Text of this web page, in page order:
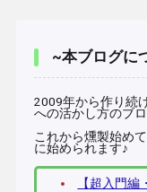
~本ブログに
2009年から作り続
への活かし方のブロ
これから燻製始め
に始められます♪
【超入門